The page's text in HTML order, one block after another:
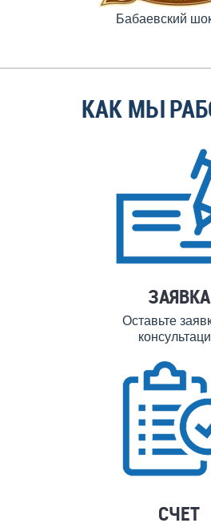
Бабаевский
КАК МЫ
ЗАЯВКА
Оставьте
СЧЕТ